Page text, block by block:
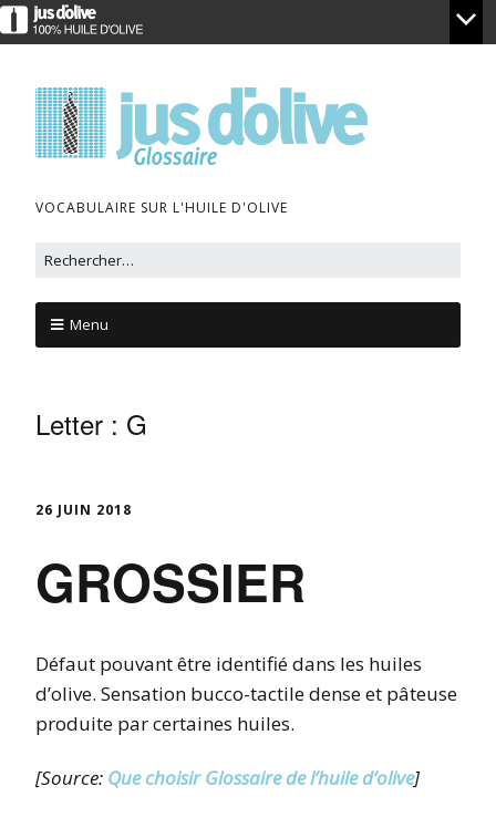
VOCABULAIRE SUR L'HUILE D'OLIVE
Menu
Letter : G
26 JUIN 2018
GROSSIER
Défaut pouvant être identifié dans les huiles
d’olive. Sensation bucco-tactile dense et pâteuse
produite par certaines huiles.
[Source: Que choisir Glossaire de l’huile d’olive]